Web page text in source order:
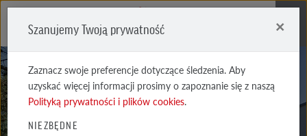
Szanujemy Twoją prywatność ×
Zaznacz swoje preferencje dotyczące śledzenia. Aby
uzyskać więcej informacji prosimy o zapoznanie się z naszą
Polityką prywatności i plików cookies.
NIEZBĘDNE